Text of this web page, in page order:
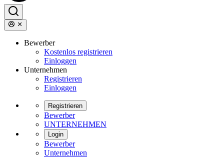
Bewerber
Kostenlos registrieren
Einloggen
Unternehmen
Registrieren
Einloggen
Registrieren
Bewerber
UNTERNEHMEN
Login
Bewerber
Unternehmen